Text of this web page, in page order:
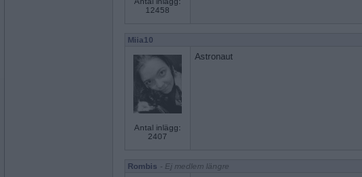
12458
Miia10
Antal inlägg:
2407
Astronaut
Rombis - Ej medlem längre